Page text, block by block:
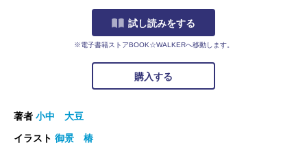
試し読みをする
※電子書籍ストアBOOK☆WALKERへ移動します。
購入する
著者 小中 大豆
イラスト 御景 椿